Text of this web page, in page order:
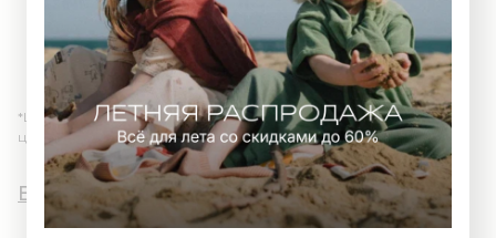
1-3 мес - 36-37 см
3-6 мес - 38-39 см
6-9 мес - 40-41 см
9-12 мес - 42-44 см
*Цвет изделия в реальности может отличаться из-за
цветопередачи различных мониторов.
Вы и AWWW